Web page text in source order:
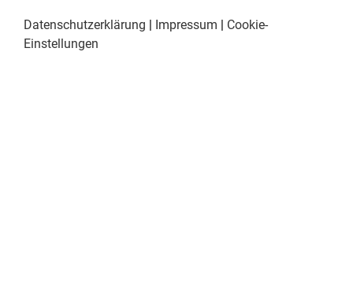
Datenschutzerklärung Impressum
Cookie-
Einstellungen